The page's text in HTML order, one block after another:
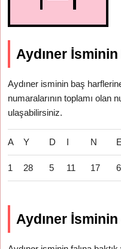
Aydıner
Aydıner isminin baş
numaralarının toplamı olan
ulaşabilirsiniz.
A Y D I N E
1 28 5 11 17 6
Aydıner İsminin